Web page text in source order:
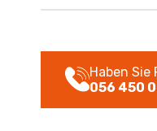
Haben Sie
056 450